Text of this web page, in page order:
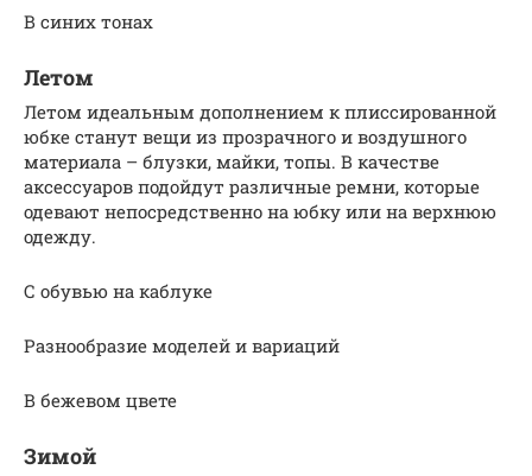
В синих тонах
Летом
Летом идеальным дополнением к плиссированной
юбке станут вещи из прозрачного и воздушного
материала – блузки, майки, топы. В качестве
аксессуаров подойдут различные ремни, которые
одевают непосредственно на юбку или на верхнюю
одежду.
С обувью на каблуке
Разнообразие моделей и вариаций
В бежевом цвете
Зимой